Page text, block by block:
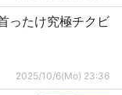
ったけ究極チクビ
2025/10/6(Mo) 23:36